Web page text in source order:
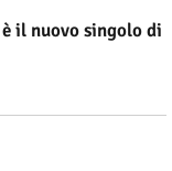
il nuovo singolo di